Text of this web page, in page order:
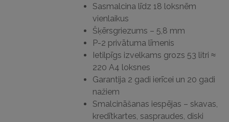
Sasmalcina līdz 18 loksnēm
vienlaikus
Šķērsgriezums – 5,8 mm
P-2 privātuma līmenis
Ietilpīgs izvelkams grozs 53 litri ≈
220 A4 loksnes
Garantija 2 gadi ierīcei un 20 gadi
nažiem
Smalcināšanas iespējas – skavas,
kredītkartes, saspraudes, diski